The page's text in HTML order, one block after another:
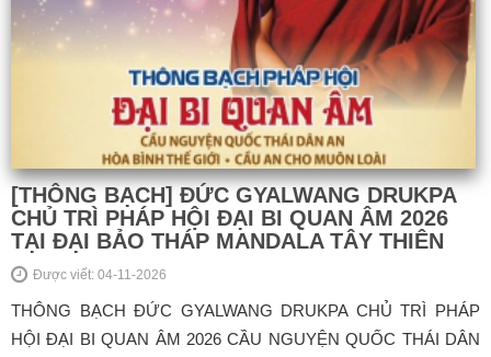
[THÔNG BẠCH] ĐỨC GYALWANG DRUKPA
CHỦ TRÌ PHÁP HỘI ĐẠI BI QUAN ÂM 2026
TẠI ĐẠI BẢO THÁP MANDALA TÂY THIÊN
Được viết: 04-11-2026
THÔNG BẠCH ĐỨC GYALWANG DRUKPA CHỦ TRÌ PHÁP
HỘI ĐẠI BI QUAN ÂM 2026 CẦU NGUYỆN QUỐC THÁI DÂN